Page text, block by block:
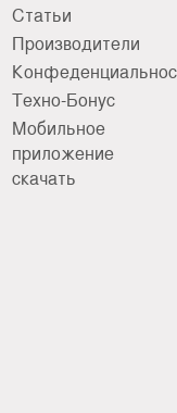
Статьи
Производители
Техно-Бонус
Мобильное
приложение
скачать